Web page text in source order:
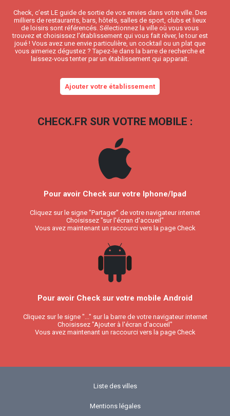
Check, c’est LE guide de sortie de vos envies dans votre ville. Des
milliers de restaurants, bars, hôtels, salles de sport, clubs et lieux
de loisirs sont référencés. Sélectionnez la ville où vous vous
trouvez et choisissez l’établissement qui vous fait rêver, le tour est
joué ! Vous avez une envie particulière, un cocktail ou un plat que
vous aimeriez dégustez ? Tapez-le dans la barre de recherche et
laissez-vous tenter par un établissement qui apparait.
Ajouter votre établissement
CHECK.FR SUR VOTRE MOBILE :
Pour avoir Check sur votre Iphone/Ipad
Cliquez sur le signe "Partager" de votre navigateur internet
Choisissez "sur l'écran d'accueil"
Vous avez maintenant un raccourci vers la page Check
Pour avoir Check sur votre mobile Android
Cliquez sur le signe "..." sur la barre de votre navigateur internet
Choisissez "Ajouter à l'écran d'accueil"
Vous avez maintenant un raccourci vers la page Check
Liste des villes
Mentions légales